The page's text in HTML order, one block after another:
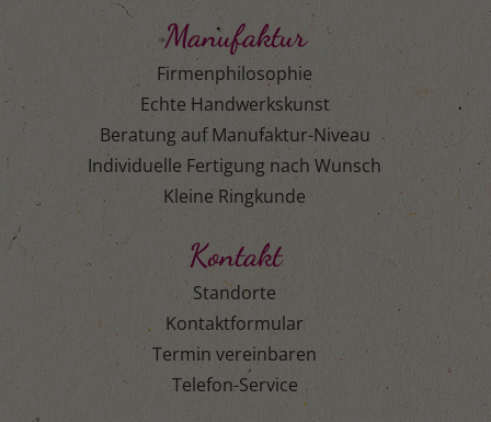
Manufaktur
Firmenphilosophie
Echte Handwerkskunst
Beratung auf Manufaktur-Niveau
Individuelle Fertigung nach Wunsch
Kleine Ringkunde
Kontakt
Standorte
Kontaktformular
Termin vereinbaren
Telefon-Service